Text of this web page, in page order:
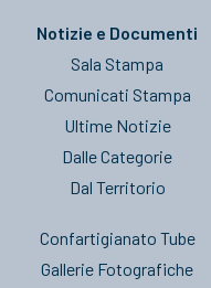
Notizie e Documenti
Sala Stampa
Comunicati Stampa
Ultime Notizie
Dalle Categorie
Dal Territorio
Confartigianato Tube
Gallerie Fotografiche